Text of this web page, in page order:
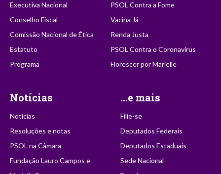
Executiva Nacional
Conselho Fiscal
Comissão Nacional de Ética
Estatuto
Programa
PSOL Contra a Fome
Vacina Já
Renda Justa
PSOL Contra o Coronavírus
Florescer por Marielle
Notícias
Notícias
Resoluções e notas
PSOL na Câmara
Fundação Lauro Campos e
...e mais
Filie-se
Deputados Federais
Deputados Estaduais
Sede Nacional